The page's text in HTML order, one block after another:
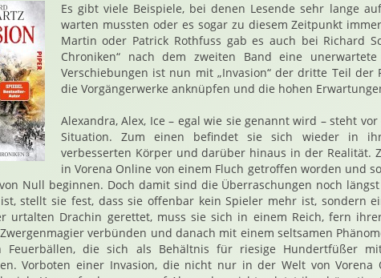
Es gibt viele Beispiele, bei denen Lesende sehr lange
warten mussten oder es sogar zu diesem Zeitpunkt
Martin oder Patrick Rothfuss gab es auch bei Richard
Chroniken“ nach dem zweiten Band eine
Verschiebungen ist nun mit „Invasion“ der dritte Teil der
die Vorgängerwerke anknüpfen und die hohen
Alexandra, Alex, Ice – egal wie sie genannt wird – steht
Situation. Zum einen befindet sie sich wieder in
verbesserten Körper und darüber hinaus in der Realität.
in Vorena Online von einem Fluch getroffen worden und
Null beginnen. Doch damit sind die Überraschungen noch
stellt sie fest, dass sie offenbar kein Spieler mehr ist, sondern
urtalten Drachin gerettet, muss sie sich in einem Reich, fern
verbünden und danach mit einem seltsamen
Feuerbällen, die sich als Behältnis für riesige Hundertfüßer
Vorboten einer Invasion, die nicht nur in der Welt von Vorena